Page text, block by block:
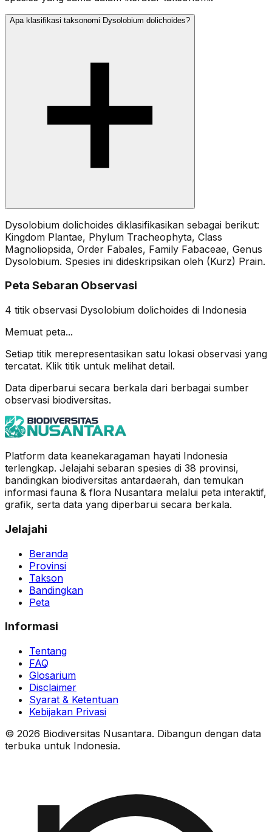
Apa klasifikasi taksonomi Dysolobium dolichoides?
Dysolobium dolichoides diklasifikasikan sebagai berikut:
Kingdom Plantae, Phylum Tracheophyta, Class
Magnoliopsida, Order Fabales, Family Fabaceae, Genus
Dysolobium. Spesies ini dideskripsikan oleh (Kurz) Prain.
Peta Sebaran Observasi
4 titik observasi Dysolobium dolichoides di Indonesia
Memuat peta...
Setiap titik merepresentasikan satu lokasi observasi yang
tercatat. Klik titik untuk melihat detail.
Data diperbarui secara berkala dari berbagai sumber
observasi biodiversitas.
Platform data keanekaragaman hayati Indonesia
terlengkap. Jelajahi sebaran spesies di 38 provinsi,
bandingkan biodiversitas antardaerah, dan temukan
informasi fauna & flora Nusantara melalui peta interaktif,
grafik, serta data yang diperbarui secara berkala.
Jelajahi
Beranda
Provinsi
Takson
Bandingkan
Peta
Informasi
Tentang
FAQ
Glosarium
Disclaimer
Syarat & Ketentuan
Kebijakan Privasi
© 2026 Biodiversitas Nusantara. Dibangun dengan data
terbuka untuk Indonesia.